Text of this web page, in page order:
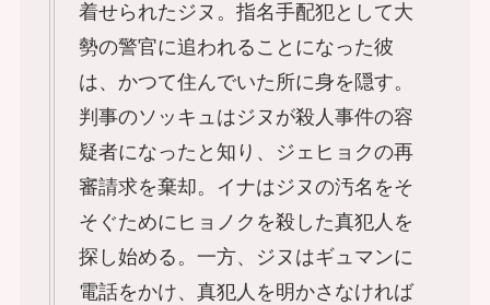
着せられたジヌ。指名手配犯として大
勢の警官に追われることになった彼
は、かつて住んでいた所に身を隠す。
判事のソッキュはジヌが殺人事件の容
疑者になったと知り、ジェヒョクの再
審請求を棄却。イナはジヌの汚名をそ
そぐためにヒョノクを殺した真犯人を
探し始める。一方、ジヌはギュマンに
電話をかけ、真犯人を明かさなければ